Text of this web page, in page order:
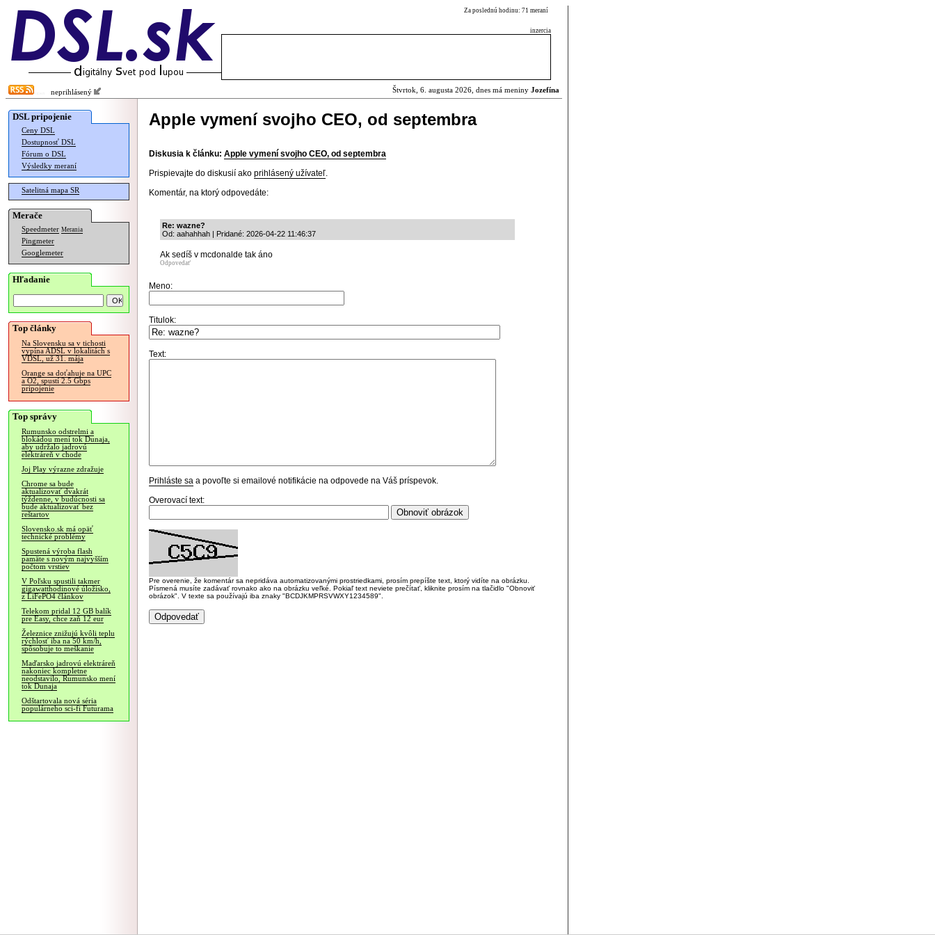
Za poslednú hodinu: 71 meraní
inzercia
neprihlásený Štvrtok, 6. augusta 2026, dnes má meniny Jozefína
DSL pripojenie
Ceny DSL
Dostupnosť DSL
Fórum o DSL
Výsledky meraní
Satelitná mapa SR
Merače
Speedmeter Merania
Pingmeter
Googlemeter
Hľadanie
Top články
Na Slovensku sa v tichosti
vypína ADSL v lokalitách s
VDSL, už 31. mája
Orange sa doťahuje na UPC
a O2, spustí 2.5 Gbps
pripojenie
Top správy
Rumunsko odstrelmi a
blokádou mení tok Dunaja,
aby udržalo jadrovú
elektráreň v chode
Joj Play výrazne zdražuje
Chrome sa bude
aktualizovať dvakrát
týždenne, v budúcnosti sa
bude aktualizovať bez
reštartov
Slovensko.sk má opäť
technické problémy
Spustená výroba flash
pamäte s novým najvyšším
počtom vrstiev
V Poľsku spustili takmer
gigawatthodinové úložisko,
z LiFePO4 článkov
Telekom pridal 12 GB balík
pre Easy, chce zaň 12 eur
Železnice znižujú kvôli teplu
rýchlosť iba na 50 km/h,
spôsobuje to meškanie
Maďarsko jadrovú elektráreň
nakoniec kompletne
neodstavilo, Rumunsko mení
tok Dunaja
Odštartovala nová séria
populárneho sci-fi Futurama
Apple vymení svojho CEO, od septembra
Diskusia k článku: Apple vymení svojho CEO, od septembra
Prispievajte do diskusií ako prihlásený užívateľ.
Komentár, na ktorý odpovedáte:
Re: wazne?
Od: aahahhah | Pridané: 2026-04-22 11:46:37
Ak sedíš v mcdonalde tak áno
Odpovedať
Meno:
Titulok:
Text:
Prihláste sa a povoľte si emailové notifikácie na odpovede na Váš príspevok.
Overovací text:
Pre overenie, že komentár sa nepridáva automatizovanými prostriedkami, prosím prepíšte text, ktorý vidíte na obrázku.
Písmená musíte zadávať rovnako ako na obrázku veľké. Pokiaľ text neviete prečítať, kliknite prosím na tlačidlo "Obnoviť
obrázok". V texte sa používajú iba znaky "BCDJKMPRSVWXY1234589".